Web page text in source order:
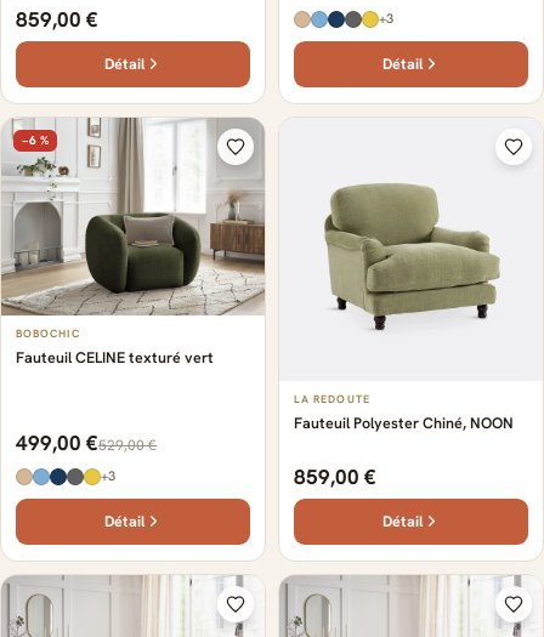
859,00 €
Détail
+3
Détail
−6 %
BOBOCHIC
Fauteuil CELINE texturé vert
499,00 €529,00 €
+3
Détail
LA REDOUTE
Fauteuil Polyester Chiné, NOON
859,00 €
Détail